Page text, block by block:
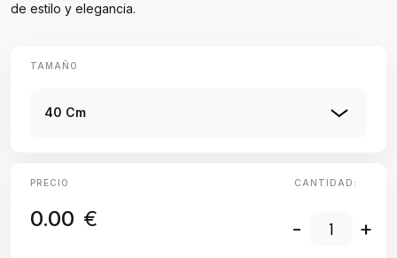
de estilo y elegancia.
TAMAÑO
40 Cm
PRECIO
0.00 €
CANTIDAD:
- +